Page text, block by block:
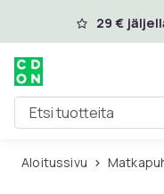
Ohita ja siirry
29 €
Etsi tuotteita
Aloitussivu